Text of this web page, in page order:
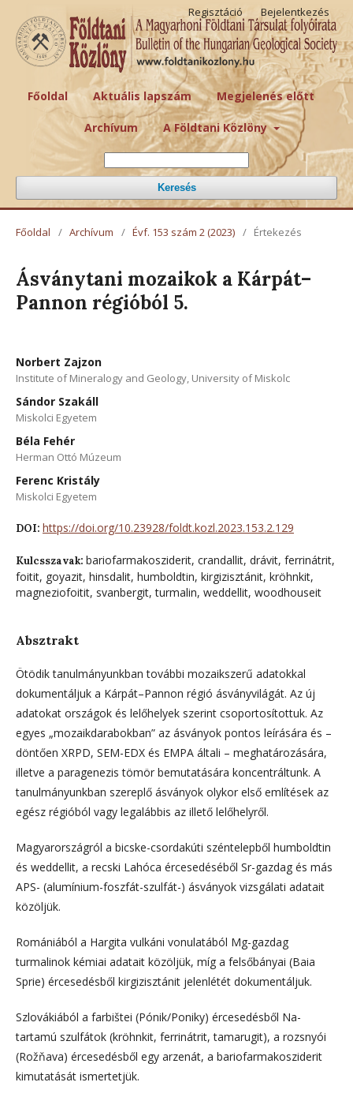
Főoldal Aktuális lapszám Megjelenés előtt
Archívum A Földtani Közlöny
Keresés
Regisztáció Bejelentkezés
Főoldal / Archívum / Évf. 153 szám 2 (2023) / Értekezés
Ásványtani mozaikok a Kárpát–
Pannon régióból 5.
Norbert Zajzon
Institute of Mineralogy and Geology, University of Miskolc
Sándor Szakáll
Miskolci Egyetem
Béla Fehér
Herman Ottó Múzeum
Ferenc Kristály
Miskolci Egyetem
DOI: https://doi.org/10.23928/foldt.kozl.2023.153.2.129
Kulcsszavak: bariofarmakosziderit, crandallit, drávit, ferrinátrit,
foitit, goyazit, hinsdalit, humboldtin, kirgizisztánit, kröhnkit,
magneziofoitit, svanbergit, turmalin, weddellit, woodhouseit
Absztrakt
Ötödik tanulmányunkban további mozaikszerű adatokkal
dokumentáljuk a Kárpát–Pannon régió ásványvilágát. Az új
adatokat országok és lelőhelyek szerint csoportosítottuk. Az
egyes „mozaikdarabokban” az ásványok pontos leírására és –
döntően XRPD, SEM-EDX és EMPA általi – meghatározására,
illetve a paragenezis tömör bemutatására koncentráltunk. A
tanulmányunkban szereplő ásványok olykor első említések az
egész régióból vagy legalábbis az illető lelőhelyről.
Magyarországról a bicske-csordakúti széntelepből humboldtin
és weddellit, a recski Lahóca ércesedéséből Sr-gazdag és más
APS- (alumínium-foszfát-szulfát-) ásványok vizsgálati adatait
közöljük.
Romániából a Hargita vulkáni vonulatából Mg-gazdag
turmalinok kémiai adatait közöljük, míg a felsőbányai (Baia
Sprie) ércesedésből kirgizisztánit jelenlétét dokumentáljuk.
Szlovákiából a farbištei (Pónik/Poniky) ércesedésből Na-
tartamú szulfátok (kröhnkit, ferrinátrit, tamarugit), a rozsnyói
(Rožňava) ércesedésből egy arzenát, a bariofarmakosziderit
kimutatását ismertetjük.